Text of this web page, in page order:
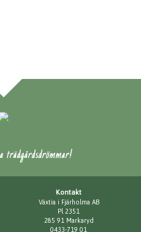
trädgårdsdrömmar!
Kontakt
Växtia i Fjärholma AB
Pl 2351
285 91 Markaryd
0433-719 01